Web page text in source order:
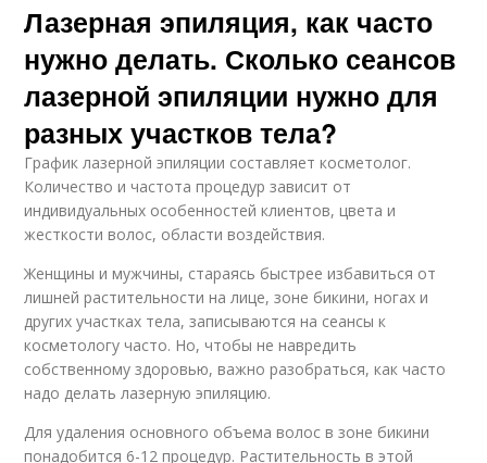
Лазерная эпиляция, как часто
нужно делать. Сколько сеансов
лазерной эпиляции нужно для
разных участков тела?
График лазерной эпиляции составляет косметолог.
Количество и частота процедур зависит от
индивидуальных особенностей клиентов, цвета и
жесткости волос, области воздействия.
Женщины и мужчины, стараясь быстрее избавиться от
лишней растительности на лице, зоне бикини, ногах и
других участках тела, записываются на сеансы к
косметологу часто. Но, чтобы не навредить
собственному здоровью, важно разобраться, как часто
надо делать лазерную эпиляцию.
Для удаления основного объема волос в зоне бикини
понадобится 6-12 процедур. Растительность в этой